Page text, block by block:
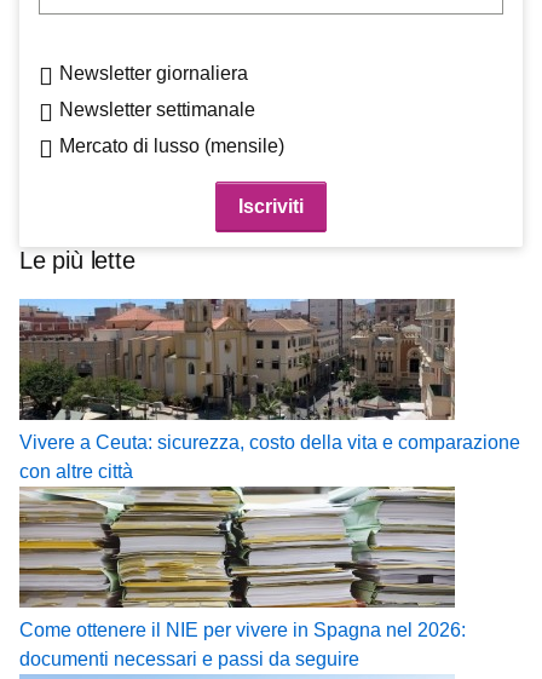
Newsletter giornaliera
Newsletter settimanale
Mercato di lusso (mensile)
Le più lette
Vivere a Ceuta: sicurezza, costo della vita e comparazione
con altre città
Come ottenere il NIE per vivere in Spagna nel 2026:
documenti necessari e passi da seguire